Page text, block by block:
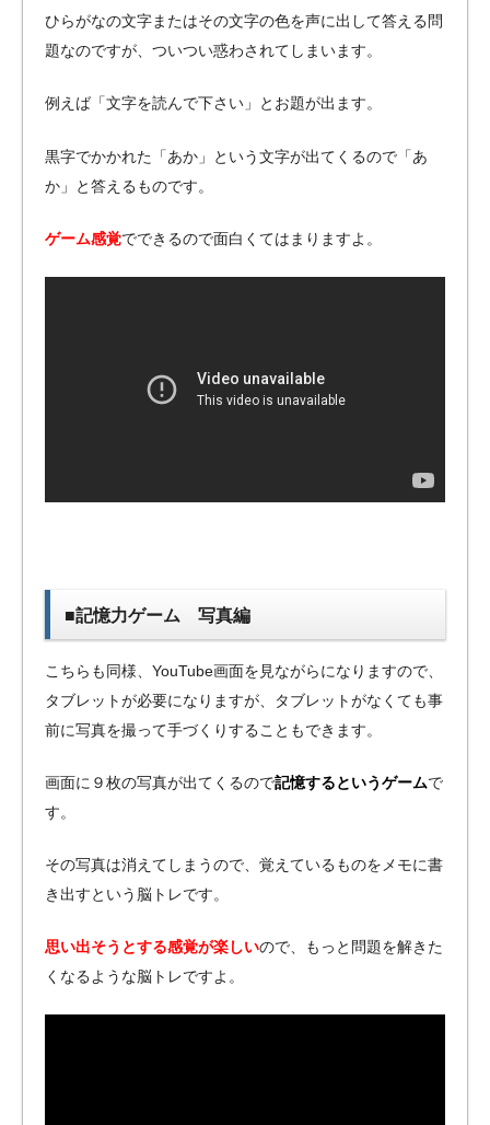
ひらがなの文字またはその文字の色を声に出して答える問
題なのですが、ついつい惑わされてしまいます。
例えば「文字を読んで下さい」とお題が出ます。
黒字でかかれた「あか」という文字が出てくるので「あ
か」と答えるものです。
ゲーム感覚でできるので面白くてはまりますよ。
■記憶力ゲーム 写真編
こちらも同様、YouTube画面を見ながらになりますので、
タブレットが必要になりますが、タブレットがなくても事
前に写真を撮って手づくりすることもできます。
画面に９枚の写真が出てくるので記憶するというゲームで
す。
その写真は消えてしまうので、覚えているものをメモに書
き出すという脳トレです。
思い出そうとする感覚が楽しいので、もっと問題を解きた
くなるような脳トレですよ。